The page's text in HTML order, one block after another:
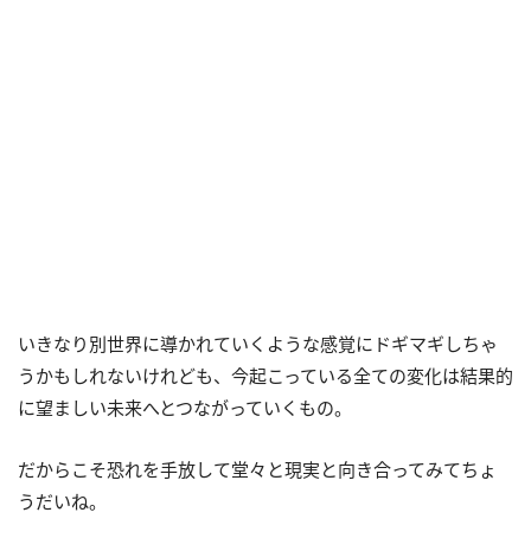
いきなり別世界に導かれていくような感覚にドギマギしちゃ
うかもしれないけれども、今起こっている全ての変化は結果的
に望ましい未来へとつながっていくもの。
だからこそ恐れを手放して堂々と現実と向き合ってみてちょ
うだいね。